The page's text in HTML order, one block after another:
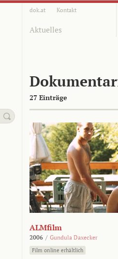
dok.at Kontakt
Aktuelles
27 Einträge
ALMfilm
2006 / Gundula Daxecker
Film online erhältlich